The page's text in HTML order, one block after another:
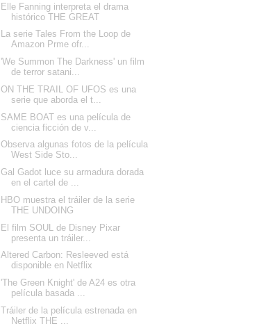
Elle Fanning interpreta el drama
histórico THE GREAT
La serie Tales From the Loop de
Amazon Prme ofr...
'We Summon The Darkness' un film
de terror satani...
ON THE TRAIL OF UFOS es una
serie que aborda el t...
SAME BOAT es una película de
ciencia ficción de v...
Observa algunas fotos de la película
West Side Sto...
Gal Gadot luce su armadura dorada
en el cartel de ...
HBO muestra el tráiler de la serie
THE UNDOING
El film SOUL de Disney Pixar
presenta un tráiler...
Altered Carbon: Resleeved está
disponible en Netflix
'The Green Knight' de A24 es otra
película basada ...
Tráiler de la película estrenada en
Netflix THE ...